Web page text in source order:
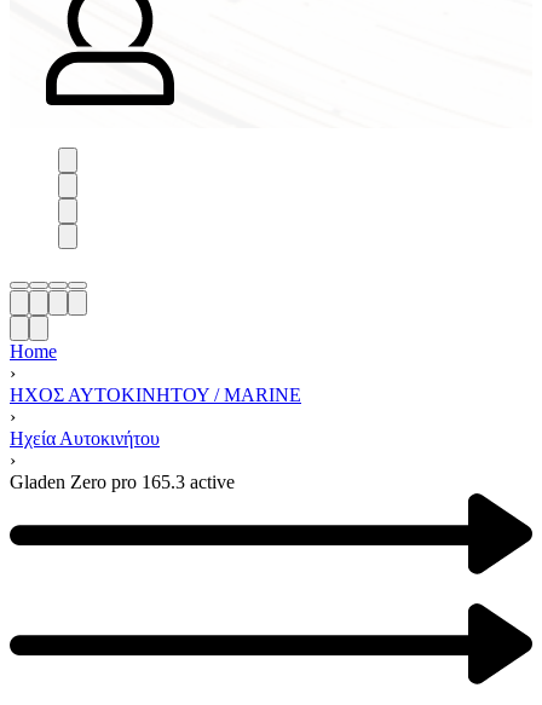
Home
›
ΗΧΟΣ ΑΥΤΟΚΙΝΗΤΟΥ / MARINE
›
Ηχεία Αυτοκινήτου
›
Gladen Zero pro 165.3 active